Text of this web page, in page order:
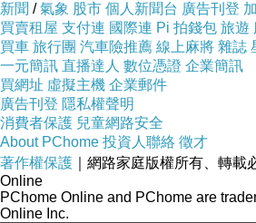
新聞 /氣象 股市 個人新聞台 廣告刊登
買賣租屋 支付連 國際連 Pi 拍錢包 旅遊
買車 旅行團 汽車險推薦 線上麻將 雜誌
一元簡訊 直播達人 數位憑證 企業簡訊
買網址 虛擬主機 企業郵件
廣告刊登 隱私權聲明
消費者保護 兒童網路安全
About PChome 投資人聯絡 徵才
著作權保護 ｜網路家庭版權所有、轉載
Online
PChome Online and PChome are
Online Inc.